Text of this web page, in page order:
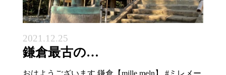
2021.12.25
鎌倉最古の…
おはようございます 鎌倉【mille meln】 #ミレメー